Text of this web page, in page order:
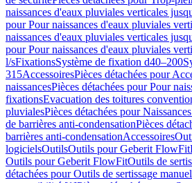
naissances d'eaux pluviales verticales
pour Pour naissances d'eaux pluviales
naissances d'eaux pluviales verticales
pour Pour naissances d'eaux pluviales
l/sFixationsSystème de fixation d40–200
315AccessoiresPièces détachées pour
naissancesPièces détachées pour Pour
fixationsEvacuation des toitures
pluvialesPièces détachées pour
de barrières anti-condensationPièces
barrières anti-condensationAccessoires
logicielsOutilsOutils pour Geberit FlowFit
Outils pour Geberit FlowFitOutils de
détachées pour Outils de sertissage